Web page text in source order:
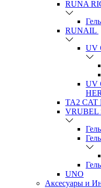
RUNA
RUNAIL
UV
UV
TA2 CAT
VRUBEL
UNO
Аксесуары и